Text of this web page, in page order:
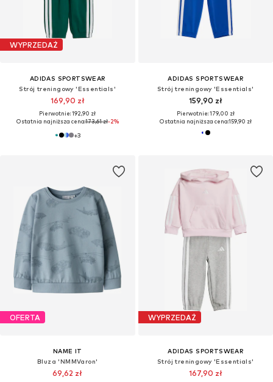
WYPRZEDAŻ
ADIDAS SPORTSWEAR
Strój treningowy 'Essentials'
169,90 zł
Pierwotnie: 192,90 zł
Ostatnia najniższa cena:173,61 zł-2%
+3
ADIDAS SPORTSWEAR
Strój treningowy 'Essentials'
159,90 zł
Pierwotnie: 179,00 zł
Ostatnia najniższa cena:159,90 zł
OFERTA
NAME IT
Bluza 'NMMVaron'
69,62 zł
WYPRZEDAŻ
ADIDAS SPORTSWEAR
Strój treningowy 'Essentials'
167,90 zł